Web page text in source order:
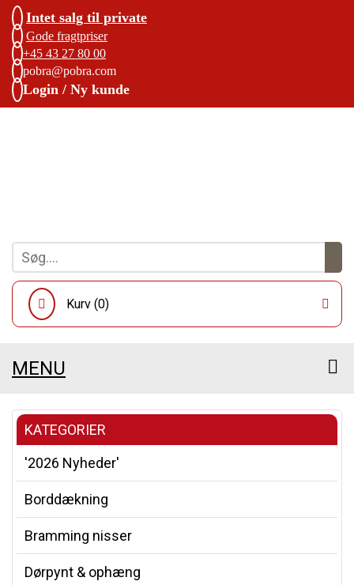
Intet salg til private
Gode fragtpriser
+45 43 27 80 00
pobra@pobra.com
Login / Ny kunde
Kurv (0)
MENU
KATEGORIER
'2026 Nyheder'
Borddækning
Bramming nisser
Dørpynt & ophæng